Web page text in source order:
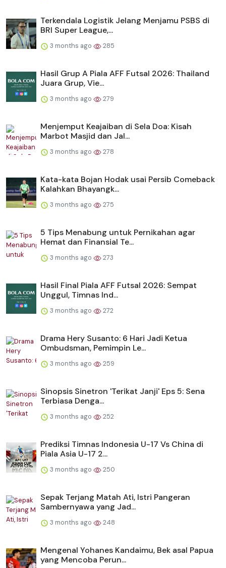
Terkendala Logistik Jelang Menjamu PSBS di
BRI Super League,...
3 months ago 285
Hasil Grup A Piala AFF Futsal 2026: Thailand
Juara Grup, Vie...
3 months ago 279
Menjemput Keajaiban di Sela Doa: Kisah
Marbot Masjid dan Jal...
3 months ago 278
Kata-kata Bojan Hodak usai Persib Comeback
Kalahkan Bhayangk...
3 months ago 275
5 Tips Menabung untuk Pernikahan agar
Hemat dan Finansial Te...
3 months ago 273
Hasil Final Piala AFF Futsal 2026: Sempat
Unggul, Timnas Ind...
3 months ago 272
Drama Hery Susanto: 6 Hari Jadi Ketua
Ombudsman, Pemimpin Le...
3 months ago 259
Sinopsis Sinetron 'Terikat Janji' Eps 5: Sena
Terbiasa Denga...
3 months ago 252
Prediksi Timnas Indonesia U-17 Vs China di
Piala Asia U-17 2...
3 months ago 250
Sepak Terjang Matah Ati, Istri Pangeran
Sambernyawa yang Jad...
3 months ago 248
Mengenal Yohanes Kandaimu, Bek asal Papua
yang Mencoba Perun...